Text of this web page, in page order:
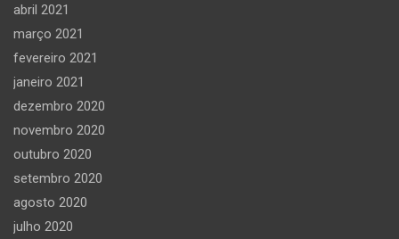
abril 2021
março 2021
fevereiro 2021
janeiro 2021
dezembro 2020
novembro 2020
outubro 2020
setembro 2020
agosto 2020
julho 2020